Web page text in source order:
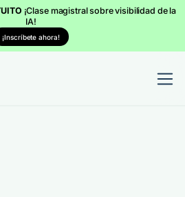
¡Clase magistral sobre visibilidad de la
IA!
¡Inscríbete ahora!